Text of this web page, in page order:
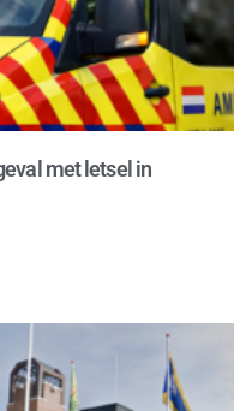
met letsel in